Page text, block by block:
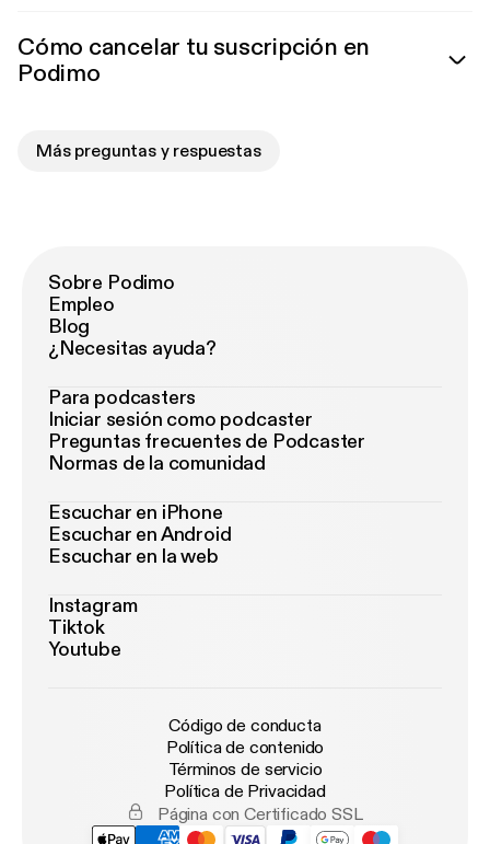
Cómo cancelar tu suscripción en
Podimo
Más preguntas y respuestas
Sobre Podimo
Empleo
Blog
¿Necesitas ayuda?
Para podcasters
Iniciar sesión como podcaster
Preguntas frecuentes de Podcaster
Normas de la comunidad
Escuchar en iPhone
Escuchar en Android
Escuchar en la web
Instagram
Tiktok
Youtube
Código de conducta
Política de contenido
Términos de servicio
Política de Privacidad
Página con Certificado SSL